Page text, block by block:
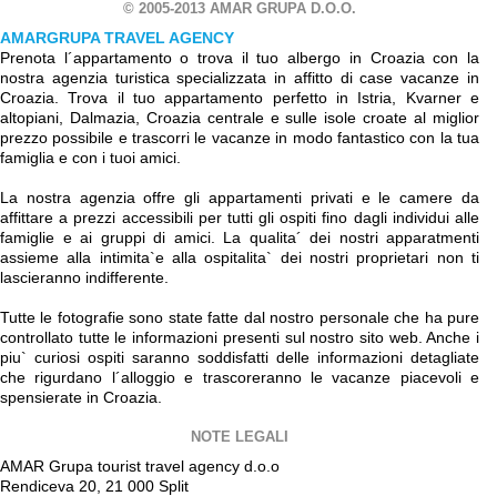
© 2005-2013 AMAR GRUPA D.O.O.
AMARGRUPA TRAVEL AGENCY
Prenota l´appartamento o trova il tuo albergo in Croazia con la
nostra agenzia turistica specializzata in affitto di case vacanze in
Croazia. Trova il tuo appartamento perfetto in Istria, Kvarner e
altopiani, Dalmazia, Croazia centrale e sulle isole croate al miglior
prezzo possibile e trascorri le vacanze in modo fantastico con la tua
famiglia e con i tuoi amici.
La nostra agenzia offre gli appartamenti privati e le camere da
affittare a prezzi accessibili per tutti gli ospiti fino dagli individui alle
famiglie e ai gruppi di amici. La qualita´ dei nostri apparatmenti
assieme alla intimita`e alla ospitalita` dei nostri proprietari non ti
lascieranno indifferente.
Tutte le fotografie sono state fatte dal nostro personale che ha pure
controllato tutte le informazioni presenti sul nostro sito web. Anche i
piu` curiosi ospiti saranno soddisfatti delle informazioni detagliate
che rigurdano l´alloggio e trascoreranno le vacanze piacevoli e
spensierate in Croazia.
NOTE LEGALI
AMAR Grupa tourist travel agency d.o.o
Rendiceva 20, 21 000 Split